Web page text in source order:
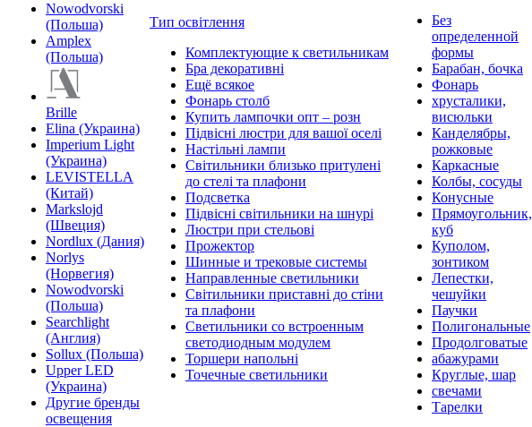
Nowodvorski
(Польша)
Amplex
(Польша)
Brille
Elina (Украина)
Imperium Light
(Украина)
LEVISTELLA
(Китай)
Markslojd
(Швеция)
Nordlux (Дания)
Norlys
(Норвегия)
Nowodvorski
(Польша)
Searchlight
(Англия)
Sollux (Польша)
Upper LED
(Украина)
Другие бренды
освещения
Тип освітлення
Комплектующие к светильникам
Бра декоративні
Ещё всякое
Фонарь столб
Купить лампочки опт – розн
Підвісні люстри для вашої оселі
Настільні лампи
Світильники близько притулені
до стелі та плафони
Подсветка
Підвісні світильники на шнурі
Люстри при стельові
Прожектор
Шинные и трековые системы
Направленные светильники
Світильники приставні до стіни
та плафони
Светильники со встроенным
светодиодным модулем
Торшери напольні
Точечные светильники
Без
определенной
формы
Барабан, бочка
Фонарь
хрусталики,
висюльки
Канделябры,
рожковые
Каркасные
Колбы, сосуды
Конусные
Прямоугольник,
куб
Куполом,
зонтиком
Лепестки,
чешуйки
Паучки
Полигональные
Продолговатые
абажурами
Круглые, шар
свечами
Тарелки